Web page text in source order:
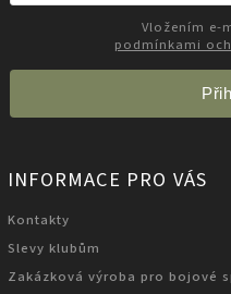
podmínkami
INFORMACE PRO VÁS
Kontakty
Slevy klubům
Zakázková výroba pro bojové